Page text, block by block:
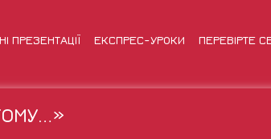
ПРЕЗЕНТАЦІЇ ЕКСПРЕС-УРОКИ ПЕРЕВІРТЕ